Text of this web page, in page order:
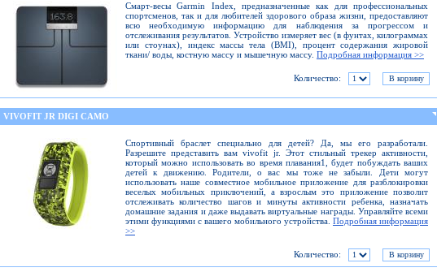
Смарт-весы Garmin Index, предназначенные как для профессиональных
спортсменов, так и для любителей здорового образа жизни, предоставляют
всю необходимую информацию для наблюдения за прогрессом и
отслеживания результатов. Устройство измеряет вес (в фунтах, килограммах
или стоунах), индекс массы тела (BMI), процент содержания жировой
ткани/ воды, костную массу и мышечную массу. Подробная информация >>
Количество:
VIVOFIT JR DIGI CAMO
Спортивный браслет специально для детей? Да, мы его разработали.
Разрешите представить вам vivofit jr. Этот стильный трекер активности,
который можно использовать во время плавания1, будет побуждать ваших
детей к движению. Родители, о вас мы тоже не забыли. Дети могут
использовать наше совместное мобильное приложение для разблокировки
веселых мобильных приключений, а взрослым это приложение позволит
отслеживать количество шагов и минуты активности ребенка, назначать
домашние задания и даже выдавать виртуальные награды. Управляйте всеми
этими функциями с вашего мобильного устройства. Подробная информация
>>
Количество: